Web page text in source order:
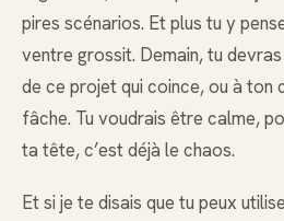
pires scénarios. Et plus tu y
ventre grossit. Demain, tu
de ce projet qui coince, ou à ton
fâche. Tu voudrais être calme,
ta tête, c’est déjà le chaos.
Et si je te disais que tu peux